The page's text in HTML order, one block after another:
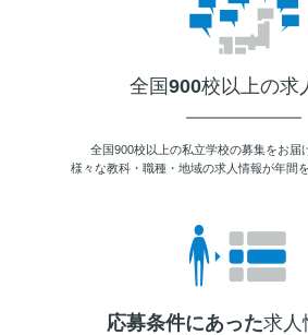
全国900校以上の求
全国900校以上の私立学校の募集をお届
様々な教科・職種・地域の求人情報が年間
応募条件にあった求人